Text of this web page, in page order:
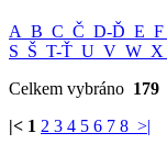
A B C Č D-Ď E F
S Š T-Ť U V W X
Celkem vybráno 179
|< 1 2 3 4 5 6 7 8 >|